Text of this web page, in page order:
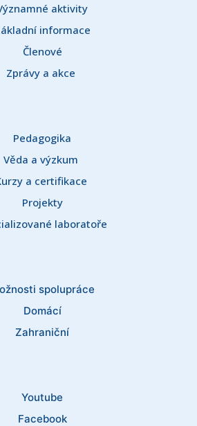
aktivity
informace
Členové
Zprávy a akce
Pedagogika
Věda a výzkum
a certifikace
Projekty
laboratoře
spolupráce
Domácí
Zahraniční
Youtube
Facebook